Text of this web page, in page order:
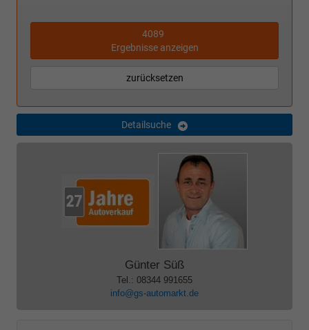
4089
Ergebnisse anzeigen
zurücksetzen
Detailsuche
Günter Süß
Tel.: 08344 991655
info@gs-automarkt.de